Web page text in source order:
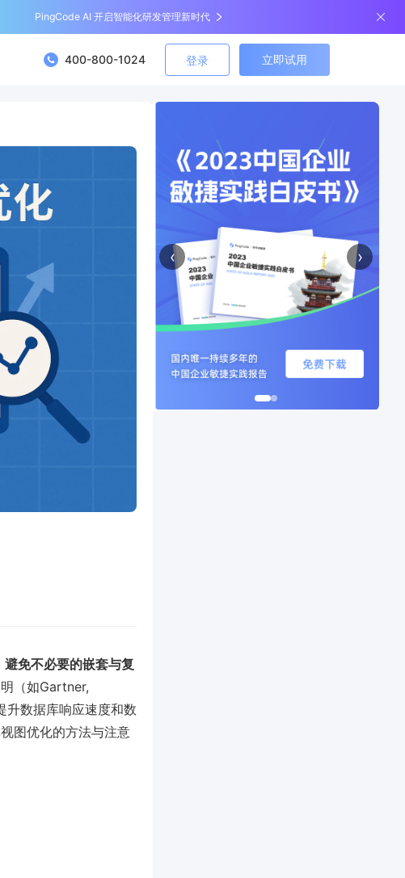
PingCode AI 开启智能化研发管理新时代
400-800-1024 登录 立即试用
免不必要的嵌套与复
（如Gartner,
升数据库响应速度和数
图优化的方法与注意
‹ ›